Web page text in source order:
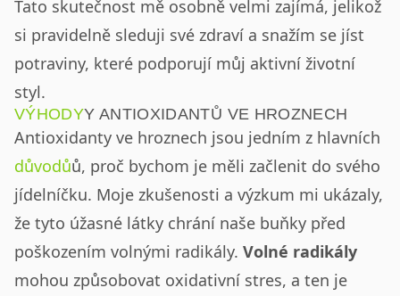
Tato skutečnost mě osobně velmi zajímá, jelikož
si pravidelně sleduji své zdraví a snažím se jíst
potraviny, které podporují můj aktivní životní
styl.
VÝHODYY ANTIOXIDANTŮ VE HROZNECH
Antioxidanty ve hroznech jsou jedním z hlavních
důvodůů, proč bychom je měli začlenit do svého
jídelníčku. Moje zkušenosti a výzkum mi ukázaly,
že tyto úžasné látky chrání naše buňky před
poškozením volnými radikály. Volné radikály
mohou způsobovat oxidativní stres, a ten je